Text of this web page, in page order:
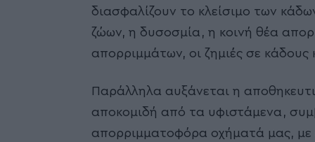
διασφαλίζουν το κλείσιμο των
ζώων, η δυσοσμία, η κοινή θέα
απορριμμάτων, οι ζημιές σε κάδους
Παράλληλα αυξάνεται η
αποκομιδή από τα υφιστάμενα,
απορριμματοφόρα οχήματά μας, με